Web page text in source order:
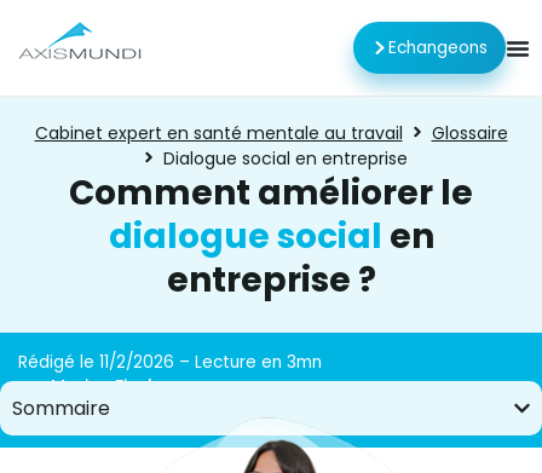
Echangeons
Cabinet expert en santé mentale au travail
Glossaire
Dialogue social en entreprise
Comment améliorer le
dialogue social en
entreprise ?
Rédigé le 11/2/2026 – Lecture en 3mn
parMarisa Fischer
Sommaire